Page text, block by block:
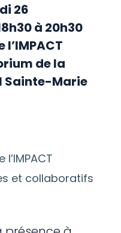
26
à 20h30
de la
Sainte-Marie
et collaboratifs